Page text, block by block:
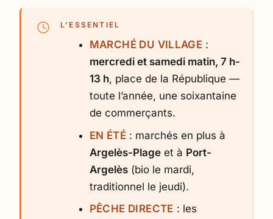
L’ESSENTIEL
MARCHÉ DU VILLAGE :
mercredi et samedi matin, 7 h-
13 h, place de la République —
toute l’année, une soixantaine
de commerçants.
EN ÉTÉ: marchés en plus à
Argelès-Plageet à Port-
Argelès(bio le mardi,
traditionnel le jeudi).
PÊCHE DIRECTE : les